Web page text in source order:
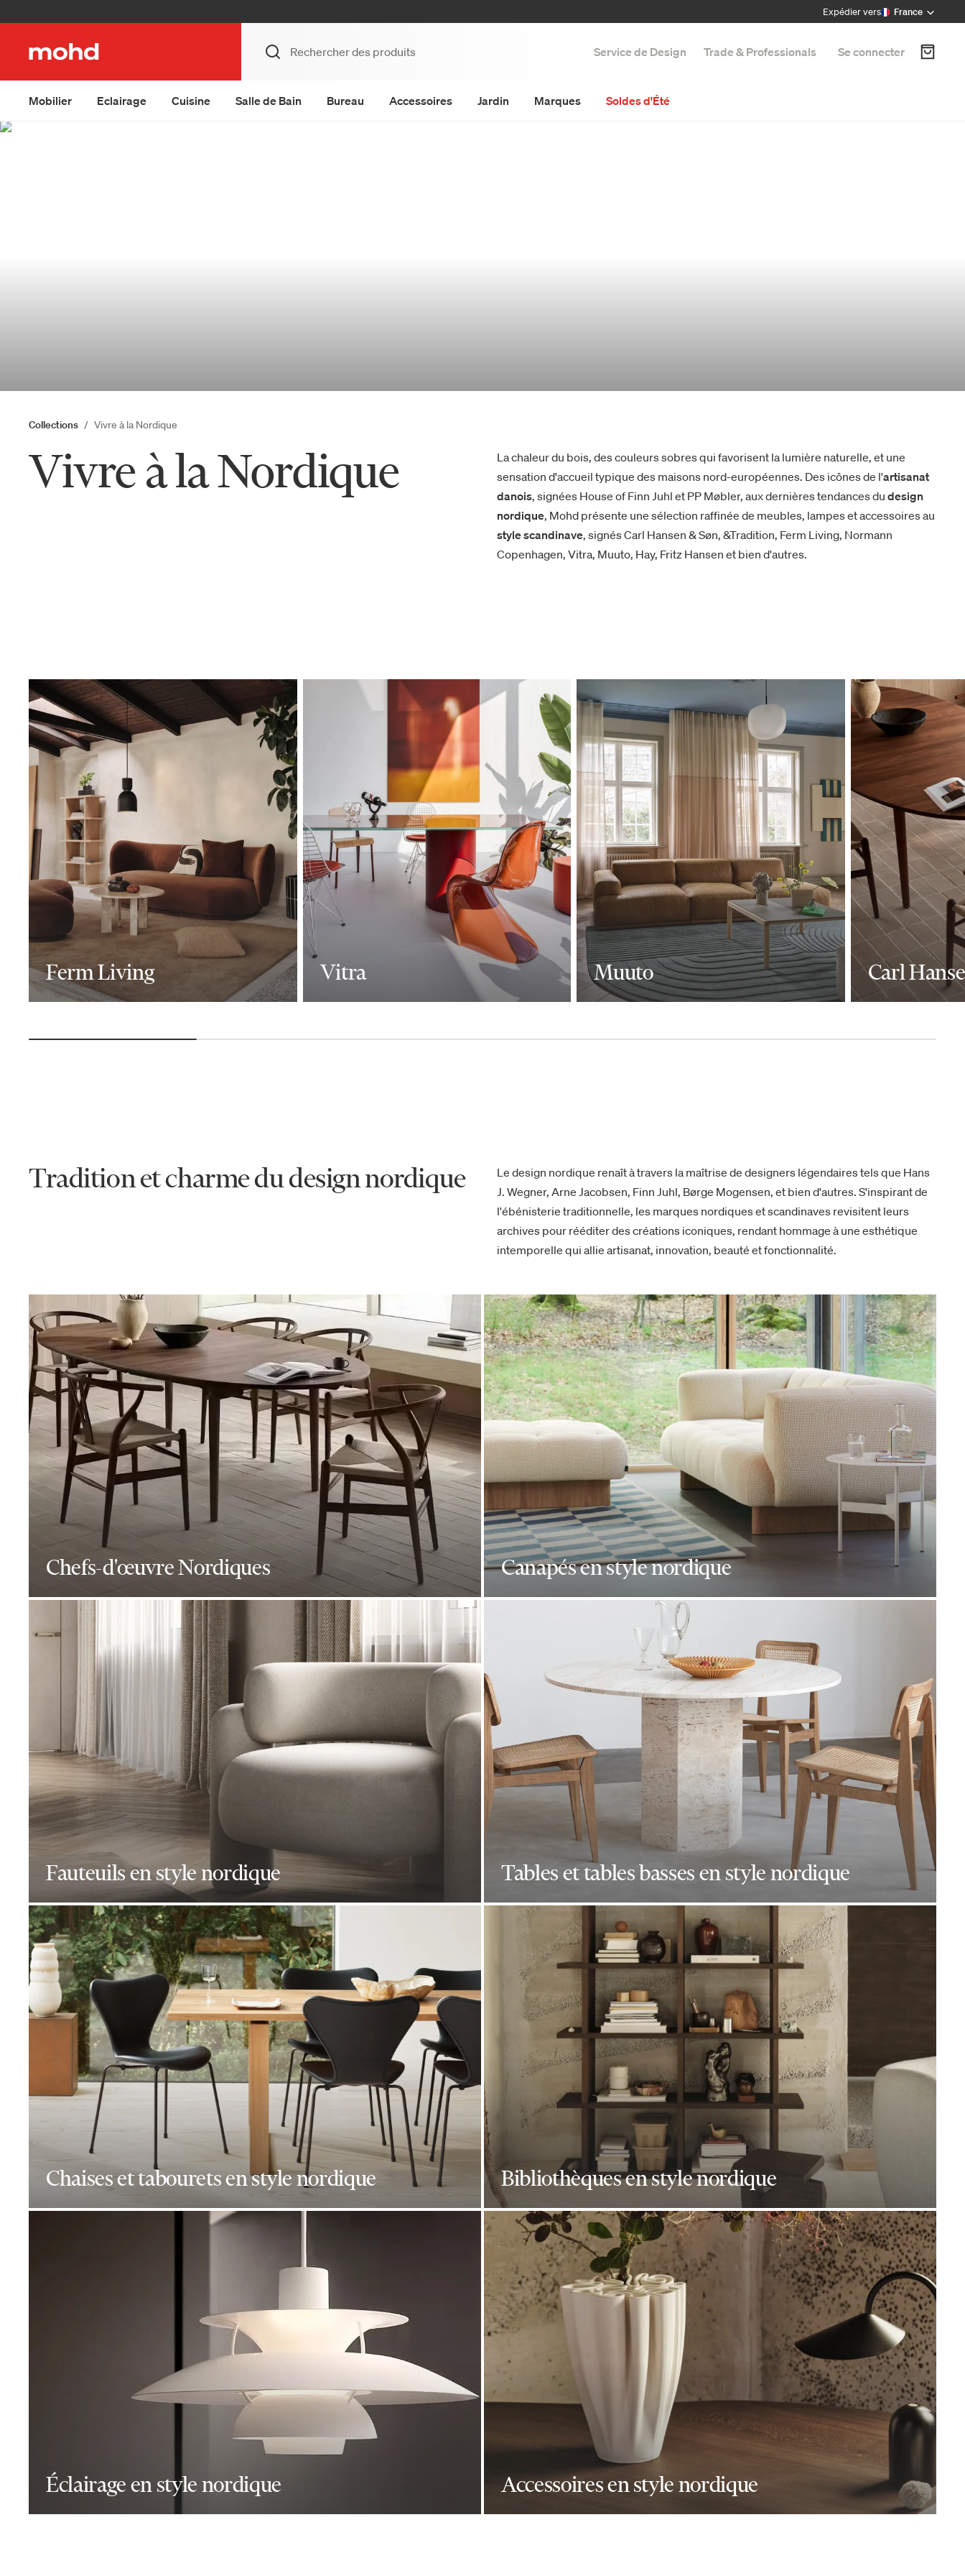
Expédier vers France
Service de Design Trade & Professionals Se connecter
Mobilier Eclairage Cuisine Salle de Bain Bureau Accessoires Jardin Marques Soldes d'Été
Collections Vivre à la Nordique
Vivre à la Nordique
La chaleur du bois, des couleurs sobres qui favorisent la lumière naturelle, et une
sensation d'accueil typique des maisons nord-européennes. Des icônes de l'artisanat
danois, signées House of Finn Juhl et PP Møbler, aux dernières tendances du design
nordique, Mohd présente une sélection raffinée de meubles, lampes et accessoires au
style scandinave, signés Carl Hansen & Søn, &Tradition, Ferm Living, Normann
Copenhagen, Vitra, Muuto, Hay, Fritz Hansen et bien d'autres.
Ferm Living Vitra Muuto Carl
Tradition et charme du design nordique
Le design nordique renaît à travers la maîtrise de designers légendaires tels que Hans
J. Wegner, Arne Jacobsen, Finn Juhl, Børge Mogensen, et bien d'autres. S'inspirant de
l'ébénisterie traditionnelle, les marques nordiques et scandinaves revisitent leurs
archives pour rééditer des créations iconiques, rendant hommage à une esthétique
intemporelle qui allie artisanat, innovation, beauté et fonctionnalité.
Chefs-d'œuvre Nordiques Canapés en style nordique
Fauteuils en style nordique Tables et tables basses en style nordique
Chaises et tabourets en style nordique Bibliothèques en style nordique
Éclairage en style nordique Accessoires en style nordique